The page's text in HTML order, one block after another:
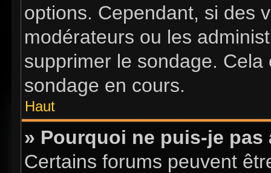
options. Cependant, si des
modérateurs ou les
supprimer le sondage. Cela
sondage en cours.
Haut
» Pourquoi ne puis-je
Certains forums peuvent